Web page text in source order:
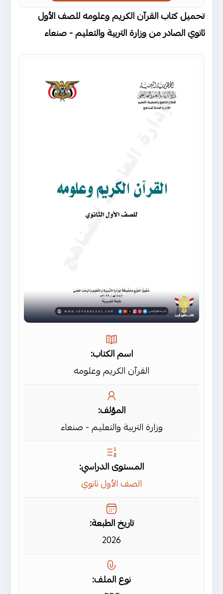
تحميل كتاب القرآن الكريم وعلومه للصف الأول
ثانوي الصادر من وزارة التربية والتعليم - صنعاء
اسم الكتاب:
القرآن الكريم وعلومه
المؤلف:
وزارة التربية والتعليم - صنعاء
المستوى الدراسي:
الصف الأول ثانوي
تاريخ الطبعة:
2026
نوع الملف: